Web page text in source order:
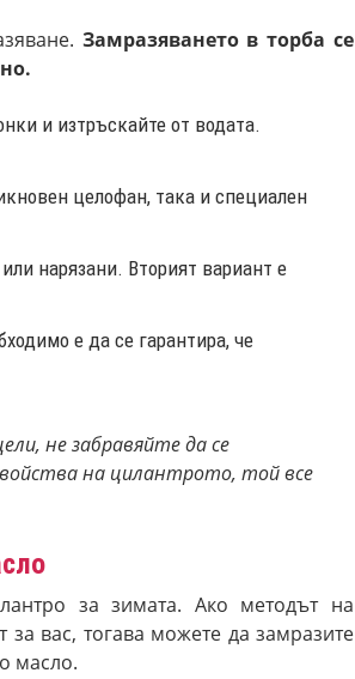
Замразяването в торба се
и изтръскайте от водата.
целофан, така и специален
нарязани. Вторият вариант е
е да се гарантира, че
не забравяйте да се
на цилантрото, той все
за зимата. Ако методът на
вас, тогава можете да замразите
масло.